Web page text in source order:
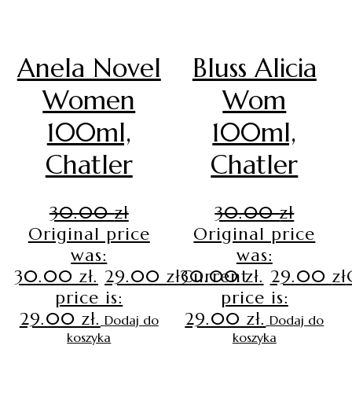
Anela Novel
Women
100ml,
Chatler
30.00zł
Original price
was:
30.00 zł. 29.00 złCurrent
price is:
29.00 zł. Dodaj do
koszyka
Bluss Alicia
Wom
100ml,
Chatler
30.00zł
Original price
was:
30.00 zł. 29.00 zł
price is:
29.00 zł. Dodaj do
koszyka